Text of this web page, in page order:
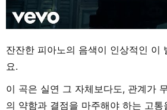
잔잔한 피아노의 음색이 인상적인 이
요.
이 곡은 실연 그 자체보다도, 관계가
의 약함과 결점을 마주해야 하는 고